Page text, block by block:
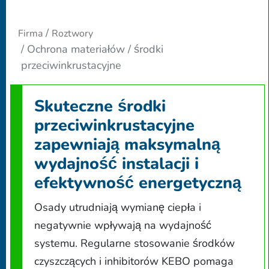
Firma Roztwory
Ochrona materiałów / środki
przeciwinkrustacyjne
Skuteczne środki
przeciwinkrustacyjne
zapewniają maksymalną
wydajność instalacji i
efektywność energetyczną
Osady utrudniają wymianę ciepła i
negatywnie wpływają na wydajność
systemu. Regularne stosowanie środków
czyszczących i inhibitorów KEBO pomaga